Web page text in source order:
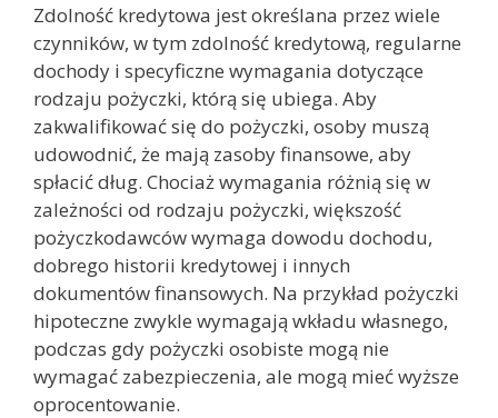
Zdolność kredytowa jest określana przez wiele
czynników, w tym zdolność kredytową, regularne
dochody i specyficzne wymagania dotyczące
rodzaju pożyczki, którą się ubiega. Aby
zakwalifikować się do pożyczki, osoby muszą
udowodnić, że mają zasoby finansowe, aby
spłacić dług. Chociaż wymagania różnią się w
zależności od rodzaju pożyczki, większość
pożyczkodawców wymaga dowodu dochodu,
dobrego historii kredytowej i innych
dokumentów finansowych. Na przykład pożyczki
hipoteczne zwykle wymagają wkładu własnego,
podczas gdy pożyczki osobiste mogą nie
wymagać zabezpieczenia, ale mogą mieć wyższe
oprocentowanie.